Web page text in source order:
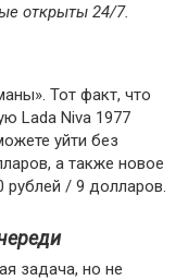
открыты 24/7.
Тот факт, что
Lada Niva 1977
уйти без
а также новое
рублей / 9 долларов.
задача, но не